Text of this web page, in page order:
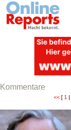
Kommentare
<< [ 1 |